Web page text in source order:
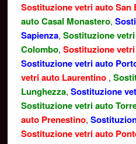
Sostituzione vetri auto San
auto Casal Monastero,
Sapienza, Sostituzione
Colombo, Sostituzione
Sostituzione vetri auto
vetri auto Laurentino ,
Lunghezza, Sostituzione
Sostituzione vetri auto
auto Prenestino,
Sostituzione vetri auto